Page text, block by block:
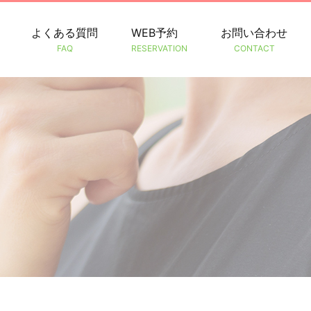
よくある質問
FAQ
WEB予約
RESERVATION
お問い合わせ
CONTACT